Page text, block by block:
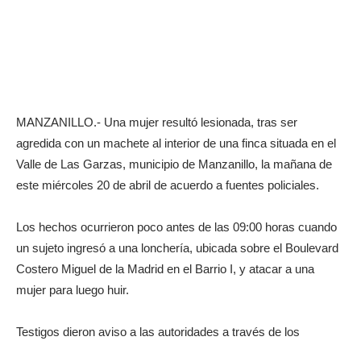
MANZANILLO.- Una mujer resultó lesionada, tras ser
agredida con un machete al interior de una finca situada en el
Valle de Las Garzas, municipio de Manzanillo, la mañana de
este miércoles 20 de abril de acuerdo a fuentes policiales.
Los hechos ocurrieron poco antes de las 09:00 horas cuando
un sujeto ingresó a una lonchería, ubicada sobre el Boulevard
Costero Miguel de la Madrid en el Barrio I, y atacar a una
mujer para luego huir.
Testigos dieron aviso a las autoridades a través de los